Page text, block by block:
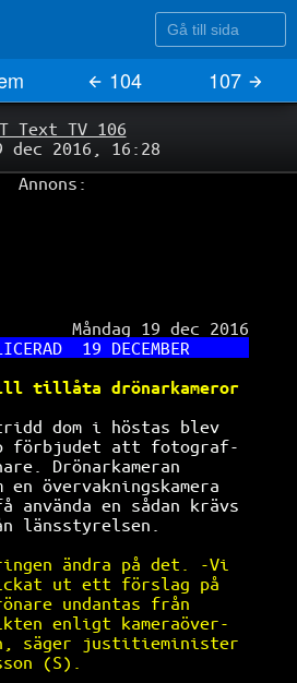
Text TV 106
dec 2016, 16:28
Annons:
Måndag 19 dec 2016
19 DECEMBER
tillåta drönarkameror
dom i höstas blev
förbjudet att fotograf-
Drönarkameran
en övervakningskamera
en sådan krävs
länsstyrelsen.
ändra på det. -Vi
ut ett förslag på
undantas från
enligt kameraöver-
säger justitieminister
(S).
Gå till sida
104 107